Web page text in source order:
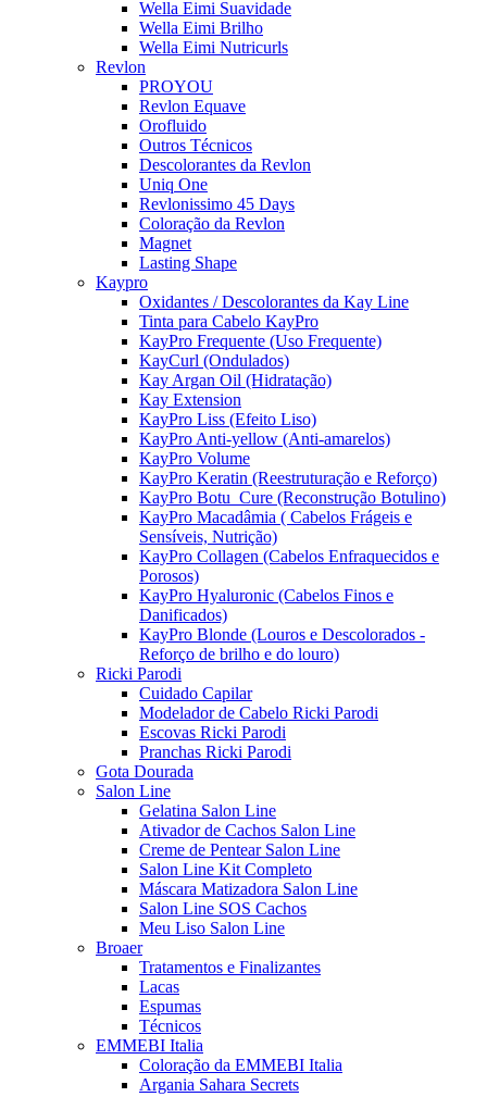
Wella Eimi Suavidade
Wella Eimi Brilho
Wella Eimi Nutricurls
Revlon
PROYOU
Revlon Equave
Orofluido
Outros Técnicos
Descolorantes da Revlon
Uniq One
Revlonissimo 45 Days
Coloração da Revlon
Magnet
Lasting Shape
Kaypro
Oxidantes / Descolorantes da Kay Line
Tinta para Cabelo KayPro
KayPro Frequente (Uso Frequente)
KayCurl (Ondulados)
Kay Argan Oil (Hidratação)
Kay Extension
KayPro Liss (Efeito Liso)
KayPro Anti-yellow (Anti-amarelos)
KayPro Volume
KayPro Keratin (Reestruturação e Reforço)
KayPro Botu_Cure (Reconstrução Botulino)
KayPro Macadâmia ( Cabelos Frágeis e
Sensíveis, Nutrição)
KayPro Collagen (Cabelos Enfraquecidos e
Porosos)
KayPro Hyaluronic (Cabelos Finos e
Danificados)
KayPro Blonde (Louros e Descolorados -
Reforço de brilho e do louro)
Ricki Parodi
Cuidado Capilar
Modelador de Cabelo Ricki Parodi
Escovas Ricki Parodi
Pranchas Ricki Parodi
Gota Dourada
Salon Line
Gelatina Salon Line
Ativador de Cachos Salon Line
Creme de Pentear Salon Line
Salon Line Kit Completo
Máscara Matizadora Salon Line
Salon Line SOS Cachos
Meu Liso Salon Line
Broaer
Tratamentos e Finalizantes
Lacas
Espumas
Técnicos
EMMEBI Italia
Coloração da EMMEBI Italia
Argania Sahara Secrets